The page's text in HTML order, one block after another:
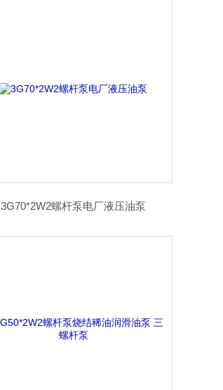
3G70*2W2螺杆泵电厂液压油泵